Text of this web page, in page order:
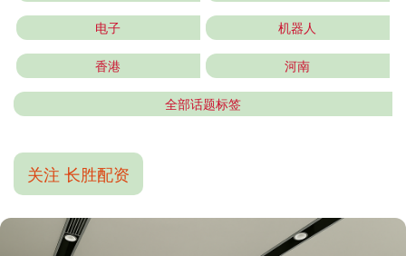
电子 机器人
香港 河南
全部话题标签
关注 长胜配资